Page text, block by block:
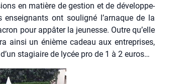
en matière de ges­tion et de déve­lop­pe­
ont sou­li­gné l’arnaque de la
pour appâ­ter la jeu­nesse. Outre qu’elle
ain­si un énième cadeau aux entre­prises,
sta­giaire de lycée pro de 1 à 2 euros…